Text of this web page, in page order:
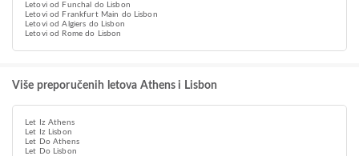
Letovi od Funchal do Lisbon
Letovi od Frankfurt Main do Lisbon
Letovi od Algiers do Lisbon
Letovi od Rome do Lisbon
Više preporučenih letova Athens i Lisbon
Let Iz Athens
Let Iz Lisbon
Let Do Athens
Let Do Lisbon